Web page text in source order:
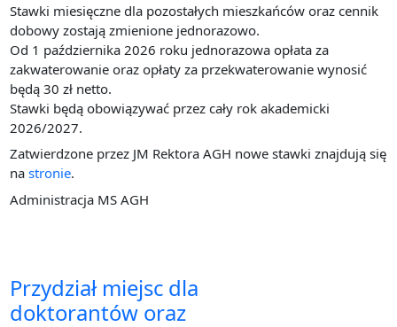
Stawki miesięczne dla pozostałych mieszkańców oraz cennik
dobowy zostają zmienione jednorazowo.
Od 1 października 2026 roku jednorazowa opłata za
zakwaterowanie oraz opłaty za przekwaterowanie wynosić
będą 30 zł netto.
Stawki będą obowiązywać przez cały rok akademicki
2026/2027.
Zatwierdzone przez JM Rektora AGH nowe stawki znajdują się
nastronie.
Administracja MS AGH
Przydział miejsc dla
doktorantów oraz